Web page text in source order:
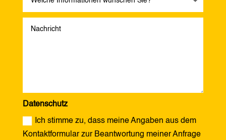
Datenschutz
Ich stimme zu, dass meine Angaben aus dem
Kontaktformular zur Beantwortung meiner Anfrage